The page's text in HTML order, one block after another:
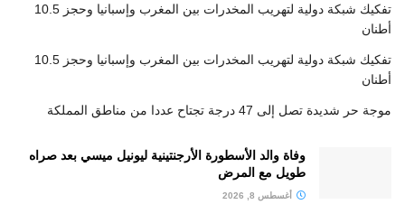
تفكيك شبكة دولية لتهريب المخدرات بين المغرب وإسبانيا وحجز 10.5
أطنان
تفكيك شبكة دولية لتهريب المخدرات بين المغرب وإسبانيا وحجز 10.5
أطنان
موجة حر شديدة تصل إلى 47 درجة تجتاح عددا من مناطق المملكة
وفاة والد الأسطورة الأرجنتينية ليونيل ميسي بعد صراه
طويل مع المرض
أغسطس 8, 2026